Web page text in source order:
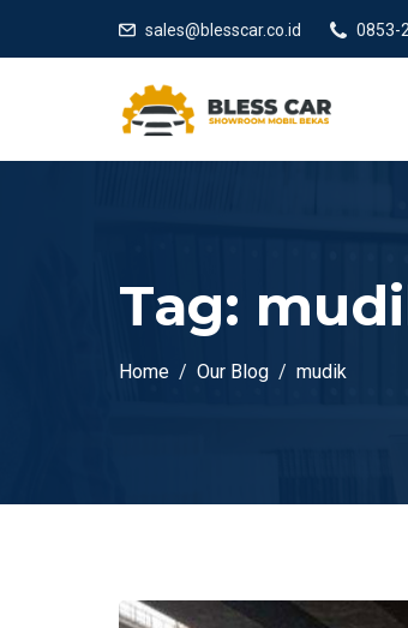
sales@blesscar.co.id 0853-
Tag:
Home Our Blog mudik